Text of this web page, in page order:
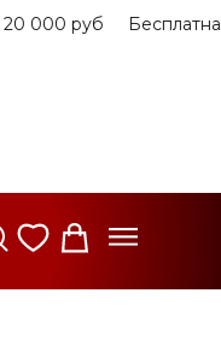
000 руб